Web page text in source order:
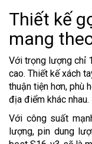
Thiết kế
mang
Với trọng lượng chỉ
cao. Thiết kế xách
thuận tiện hơn, phù
địa điểm khác nhau.
Với công suất
lượng, pin dung